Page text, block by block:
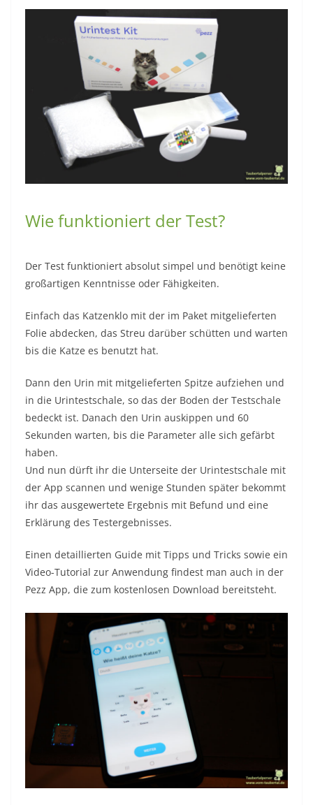
Wie funktioniert der Test?
Der Test funktioniert absolut simpel und benötigt keine
großartigen Kenntnisse oder Fähigkeiten.
Einfach das Katzenklo mit der im Paket mitgelieferten
Folie abdecken, das Streu darüber schütten und warten
bis die Katze es benutzt hat.
Dann den Urin mit mitgelieferten Spitze aufziehen und
in die Urintestschale, so das der Boden der Testschale
bedeckt ist. Danach den Urin auskippen und 60
Sekunden warten, bis die Parameter alle sich gefärbt
haben.
Und nun dürft ihr die Unterseite der Urintestschale mit
der App scannen und wenige Stunden später bekommt
ihr das ausgewertete Ergebnis mit Befund und eine
Erklärung des Testergebnisses.
Einen detaillierten Guide mit Tipps und Tricks sowie ein
Video-Tutorial zur Anwendung findest man auch in der
Pezz App, die zum kostenlosen Download bereitsteht.